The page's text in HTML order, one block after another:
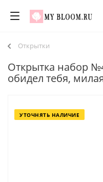
Открытки
Открытка набор
обидел тебя,
УТОЧНЯТЬ НАЛИЧИЕ